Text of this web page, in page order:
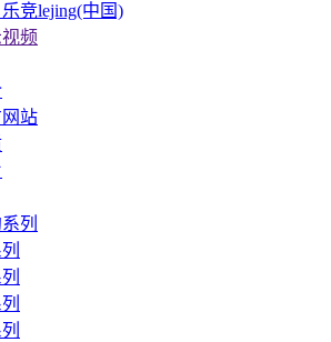
竞lejing(中国)
频
站
列